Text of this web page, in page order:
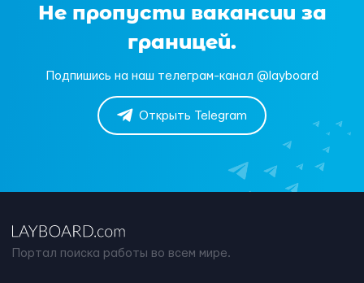
Не пропусти вакансии за
границей.
Подпишись на наш телеграм-канал @layboard
Открыть Telegram
Портал поиска работы во всем мире.